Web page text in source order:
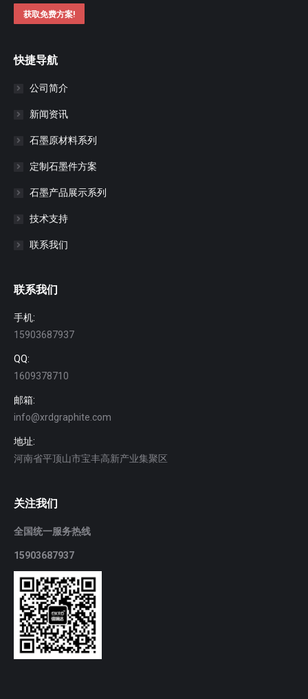
获取免费方案!
快捷导航
公司简介
新闻资讯
石墨原材料系列
定制石墨件方案
石墨产品展示系列
技术支持
联系我们
联系我们
手机:
15903687937
QQ:
1609378710
邮箱:
info@xrdgraphite.com
地址:
河南省平顶山市宝丰高新产业集聚区
关注我们
全国统一服务热线
15903687937